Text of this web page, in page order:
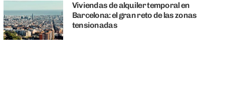
Viviendas de alquiler temporal en
Barcelona: el gran reto de las zonas
tensionadas